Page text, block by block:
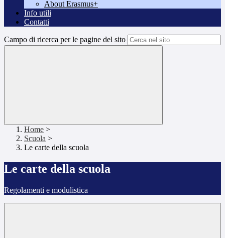
About Erasmus+
Info utili
Contatti
Campo di ricerca per le pagine del sito
Home >
Scuola >
Le carte della scuola
Le carte della scuola
Regolamenti e modulistica